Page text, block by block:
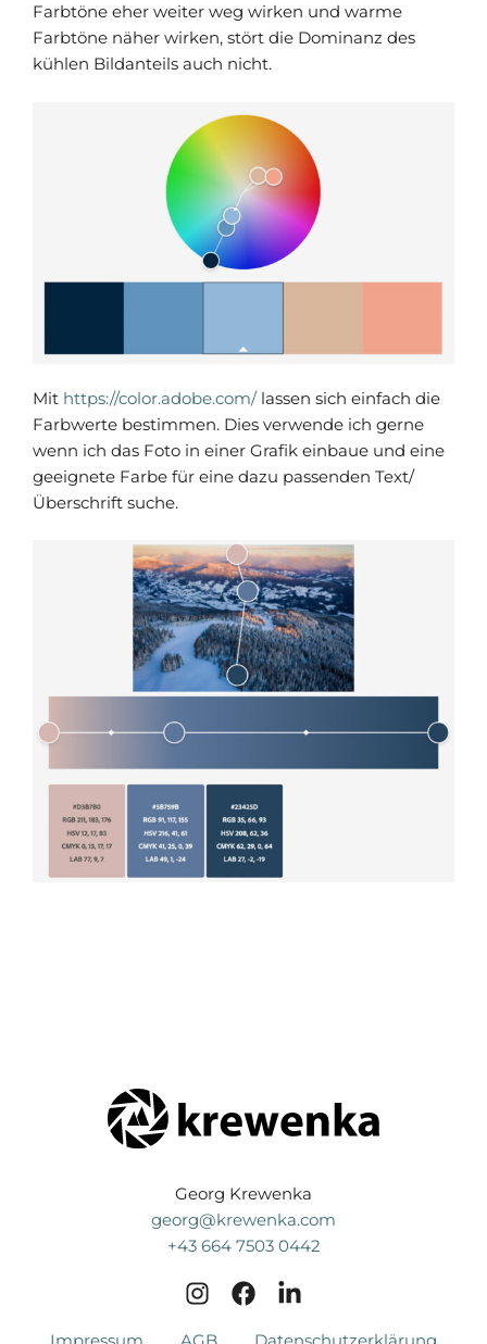
Farbtöne eher weiter weg wirken und warme
Farbtöne näher wirken, stört die Dominanz des
kühlen Bildanteils auch nicht.
Mit https://color.adobe.com/lassen sich einfach die
Farbwerte bestimmen. Dies verwende ich gerne
wenn ich das Foto in einer Grafik einbaue und eine
geeignete Farbe für eine dazu passenden Text/
Überschrift suche.
Georg Krewenka
georg@krewenka.com
+43 664 7503 0442